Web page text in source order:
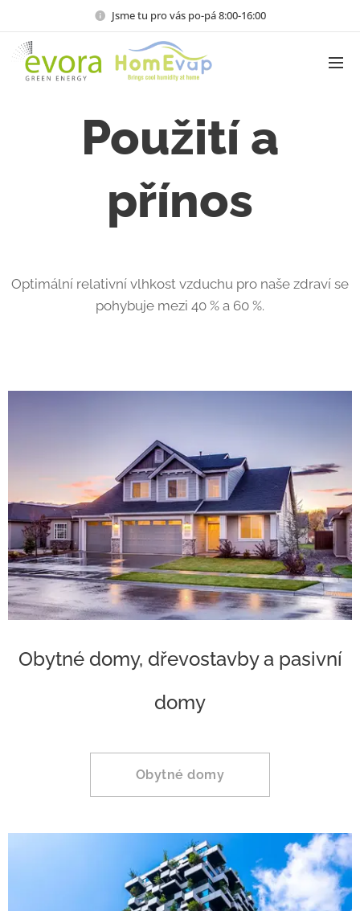
Jsme tu pro vás po-pá 8:00-16:00
Použití a
přínos
Optimální relativní vlhkost vzduchu pro naše zdraví se
pohybuje mezi 40 % a 60 %.
Obytné domy, dřevostavby a pasivní
domy
Obytné domy